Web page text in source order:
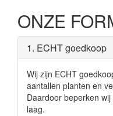
ONZE
1. ECHT goedkoop
Wij zijn ECHT
aantallen planten en
Daardoor beperken
laag.